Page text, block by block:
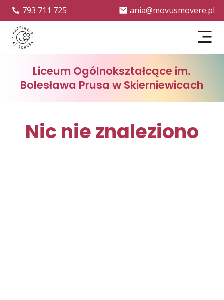
793 711 725 ania@movusmovere.pl
Menu
Liceum Ogólnokształcące im.
Bolesława Prusa w Skierniewicach
Nic nie znaleziono